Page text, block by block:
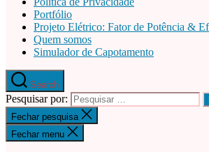
Portfólio
Projeto Elétrico: Fator de Potência &
Quem somos
Simulador de Capotamento
Search
Pesquisar por:
Fechar pesquisa
Fechar menu